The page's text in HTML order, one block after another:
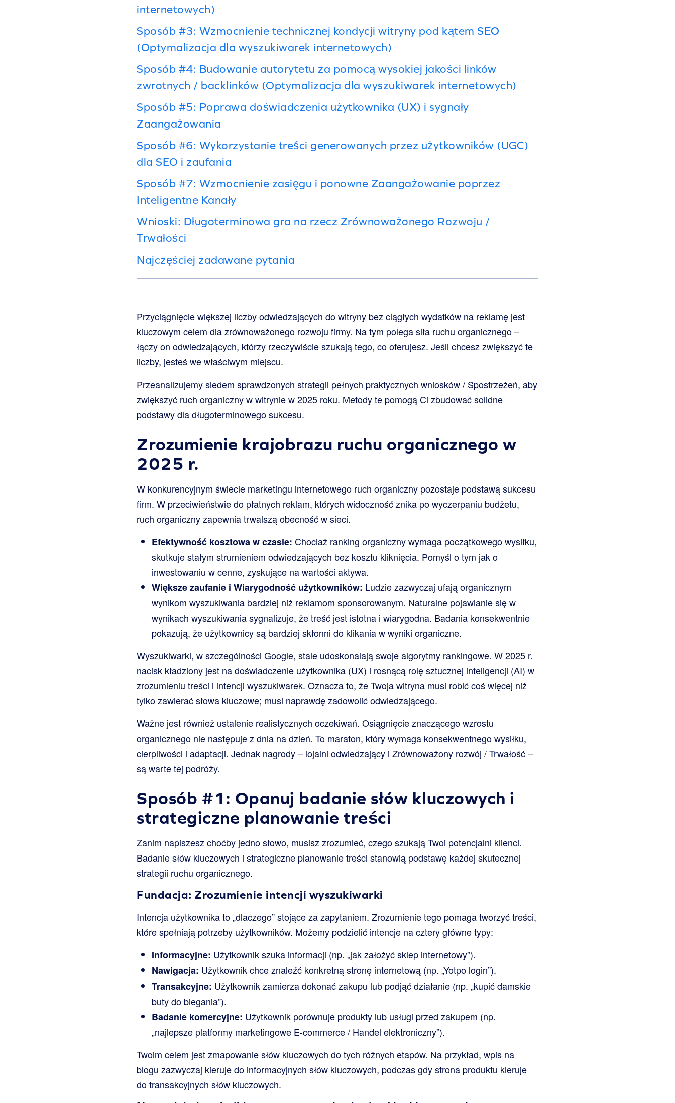
internetowych)
Sposób #3: Wzmocnienie technicznej kondycji witryny pod kątem SEO
(Optymalizacja dla wyszukiwarek internetowych)
Sposób #4: Budowanie autorytetu za pomocą wysokiej jakości linków
zwrotnych / backlinków (Optymalizacja dla wyszukiwarek internetowych)
Sposób #5: Poprawa doświadczenia użytkownika (UX) i sygnały
Zaangażowania
Sposób #6: Wykorzystanie treści generowanych przez użytkowników (UGC)
dla SEO i zaufania
Sposób #7: Wzmocnienie zasięgu i ponowne Zaangażowanie poprzez
Inteligentne Kanały
Wnioski: Długoterminowa gra na rzecz Zrównoważonego Rozwoju /
Trwałości
Najczęściej zadawane pytania
Przyciągnięcie większej liczby odwiedzających do witryny bez ciągłych wydatków na reklamę jest
kluczowym celem dla zrównoważonego rozwoju firmy. Na tym polega siła ruchu organicznego –
łączy on odwiedzających, którzy rzeczywiście szukają tego, co oferujesz. Jeśli chcesz zwiększyć te
liczby, jesteś we właściwym miejscu.
Przeanalizujemy siedem sprawdzonych strategii pełnych praktycznych wniosków / Spostrzeżeń, aby
zwiększyć ruch organiczny w witrynie w 2025 roku. Metody te pomogą Ci zbudować solidne
podstawy dla długoterminowego sukcesu.
Zrozumienie krajobrazu ruchu organicznego w
2025 r.
W konkurencyjnym świecie marketingu internetowego ruch organiczny pozostaje podstawą sukcesu
firm. W przeciwieństwie do płatnych reklam, których widoczność znika po wyczerpaniu budżetu,
ruch organiczny zapewnia trwalszą obecność w sieci.
Efektywność kosztowa w czasie: Chociaż ranking organiczny wymaga początkowego wysiłku,
skutkuje stałym strumieniem odwiedzających bez kosztu kliknięcia. Pomyśl o tym jak o
inwestowaniu w cenne, zyskujące na wartości aktywa.
Większe zaufanie i Wiarygodność użytkowników: Ludzie zazwyczaj ufają organicznym
wynikom wyszukiwania bardziej niż reklamom sponsorowanym. Naturalne pojawianie się w
wynikach wyszukiwania sygnalizuje, że treść jest istotna i wiarygodna. Badania konsekwentnie
pokazują, że użytkownicy są bardziej skłonni do klikania w wyniki organiczne.
Wyszukiwarki, w szczególności Google, stale udoskonalają swoje algorytmy rankingowe. W 2025 r.
nacisk kładziony jest na doświadczenie użytkownika (UX) i rosnącą rolę sztucznej inteligencji (AI) w
zrozumieniu treści i intencji wyszukiwarek. Oznacza to, że Twoja witryna musi robić coś więcej niż
tylko zawierać słowa kluczowe; musi naprawdę zadowolić odwiedzającego.
Ważne jest również ustalenie realistycznych oczekiwań. Osiągnięcie znaczącego wzrostu
organicznego nie następuje z dnia na dzień. To maraton, który wymaga konsekwentnego wysiłku,
cierpliwości i adaptacji. Jednak nagrody – lojalni odwiedzający i Zrównoważony rozwój / Trwałość –
są warte tej podróży.
Sposób #1: Opanuj badanie słów kluczowych i
strategiczne planowanie treści
Zanim napiszesz choćby jedno słowo, musisz zrozumieć, czego szukają Twoi potencjalni klienci.
Badanie słów kluczowych i strategiczne planowanie treści stanowią podstawę każdej skutecznej
strategii ruchu organicznego.
Fundacja: Zrozumienie intencji wyszukiwarki
Intencja użytkownika to „dlaczego” stojące za zapytaniem. Zrozumienie tego pomaga tworzyć treści,
które spełniają potrzeby użytkowników. Możemy podzielić intencje na cztery główne typy:
Informacyjne: Użytkownik szuka informacji (np. „jak założyć sklep internetowy”).
Nawigacja: Użytkownik chce znaleźć konkretną stronę internetową (np. „Yotpo login”).
Transakcyjne: Użytkownik zamierza dokonać zakupu lub podjąć działanie (np. „kupić damskie
buty do biegania”).
Badanie komercyjne: Użytkownik porównuje produkty lub usługi przed zakupem (np.
„najlepsze platformy marketingowe E-commerce / Handel elektroniczny”).
Twoim celem jest zmapowanie słów kluczowych do tych różnych etapów. Na przykład, wpis na
blogu zazwyczaj kieruje do informacyjnych słów kluczowych, podczas gdy strona produktu kieruje
do transakcyjnych słów kluczowych.